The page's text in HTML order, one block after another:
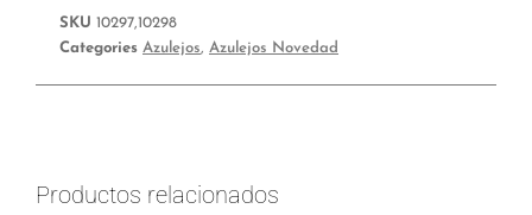
SKU 10297,10298
Categories Azulejos, Azulejos Novedad
Productos relacionados